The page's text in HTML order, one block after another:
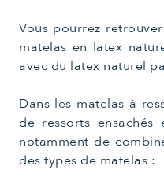
Vous pourrez
matelas en latex
avec du latex naturel
Dans les matelas à
de ressorts
notamment de
des types de matelas :